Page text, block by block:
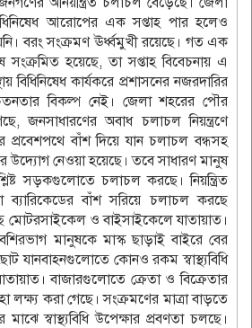
আরোপের এক সপ্তাহ পার হলেও
বরং সংক্রমণ ঊর্ধ্বমুখী রয়েছে। গত এক
সংক্রমিত হয়েছে, তা সপ্তাহ বিবেচনায় এ
বিধিনিষেধ কার্যকরে প্রশাসনের নজরদারির
বিকল্প নেই। জেলা শহরের পৌর
জনসাধারণের অবাধ চলাচল নিয়ন্ত্রণে
বাঁশ দিয়ে যান চলাচল বন্ধসহ
উদ্যোগ নেওয়া হয়েছে। তবে সাধারণ মানুষ
সড়কগুলোতে চলাচল করছে। নিয়ন্ত্রিত
বাঁশ সরিয়ে চলাচল করছে
মোটরসাইকেল ও বাইসাইকেলে যাতায়াত।
মানুষকে মাস্ক ছাড়াই বাইরে বের
যানবাহনগুলোতে কোনও রকম স্বাস্থ্যবিধি
বাজারগুলোতে ক্রেতা ও বিক্রেতার
লক্ষ্য করা গেছে। সংক্রমণের মাত্রা বাড়তে
স্বাস্থ্যবিধি উপেক্ষার প্রবণতা চলছে।